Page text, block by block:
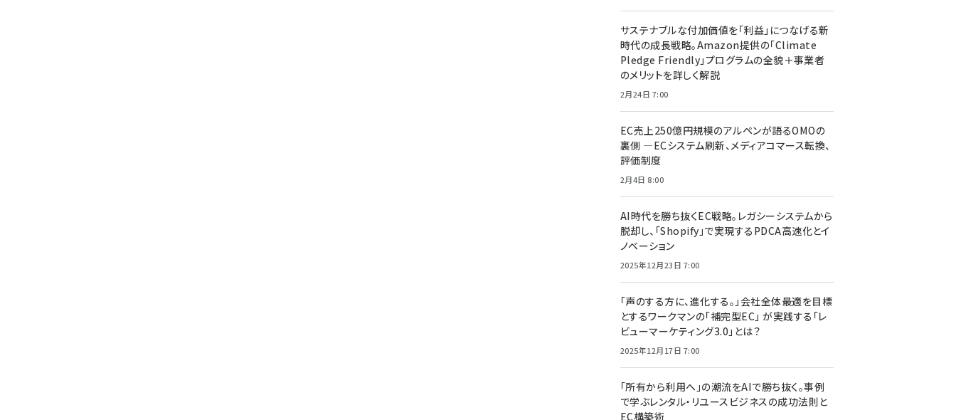
サステナブルな付加価値を「利益」につなげる新
時代の成長戦略。Amazon提供の「Climate
Pledge Friendly」プログラムの全貌＋事業者
のメリットを詳しく解説
2月24日 7:00
EC売上250億円規模のアルペンが語るOMOの
裏側 ―ECシステム刷新、メディアコマース転換、
評価制度
2月4日 8:00
AI時代を勝ち抜くEC戦略。レガシーシステムから
脱却し、「Shopify」で実現するPDCA高速化とイ
ノベーション
2025年12月23日 7:00
「声のする方に、進化する。」会社全体最適を目標
とするワークマンの「補完型EC」 が実践する「レ
ビューマーケティング3.0」とは？
2025年12月17日 7:00
「所有から利用へ」の潮流をAIで勝ち抜く。事例
で学ぶレンタル・リユースビジネスの成功法則と
EC構築術